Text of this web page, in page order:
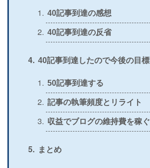
40記事到達の感想
40記事到達の反省
40記事到達したので今後の目標
50記事到達する
記事の執筆頻度とリライト
収益でブログの維持費を稼ぐ
まとめ